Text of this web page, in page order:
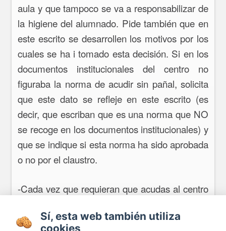
aula y que tampoco se va a responsabilizar de
la higiene del alumnado. Pide también que en
este escrito se desarrollen los motivos por los
cuales se ha i tomado esta decisión. Si en los
documentos institucionales del centro no
figuraba la norma de acudir sin pañal, solicita
que este dato se refleje en este escrito (es
decir, que escriban que es una norma que NO
se recoge en los documentos institucionales) y
que se indique si esta norma ha sido aprobada
o no por el claustro.
-Cada vez que requieran que acudas al centro
constancia de ello, llevando una hoja de
Sí, esta web también utiliza
cookies